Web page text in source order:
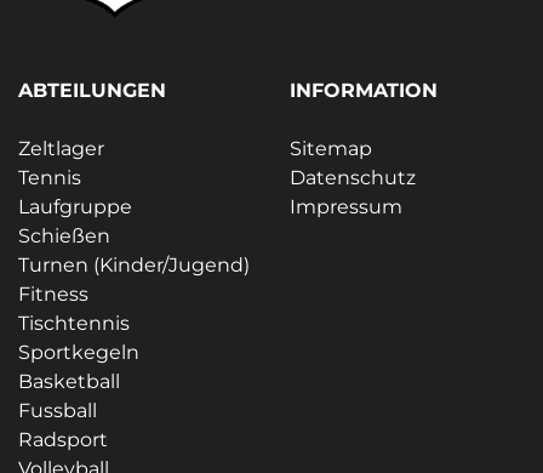
ABTEILUNGEN
Zeltlager
Tennis
Laufgruppe
Schießen
Turnen (Kinder/Jugend)
Fitness
Tischtennis
Sportkegeln
Basketball
Fussball
Radsport
INFORMATION
Sitemap
Datenschutz
Impressum